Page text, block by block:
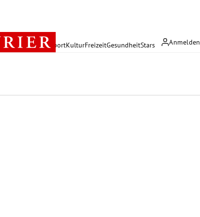
Anmelden
PolitikWirtschaft SportKulturFreizeitGesundheitStars